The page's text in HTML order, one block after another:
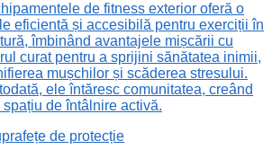
de fitness exterior oferă o
eficientă și accesibilă pentru exerciții în
îmbinând avantajele mișcării cu
curat pentru a sprijini sănătatea inimii,
mușchilor și scăderea stresului.
ele întăresc comunitatea, creând
spațiu de întâlnire activă.
de protecție